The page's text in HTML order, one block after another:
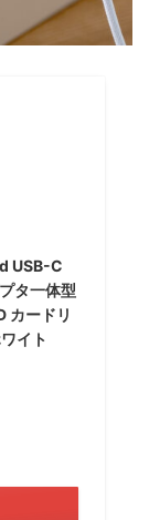
USB-C
タ一体型
カードリ
イト